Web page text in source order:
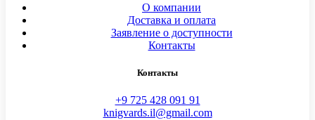
О компании
Доставка и оплата
Заявление о доступности
Контакты
Контакты
+9 725 428 091 91
knigvards.il@gmail.com